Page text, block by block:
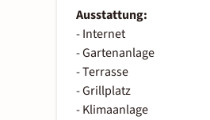
Ausstattung:
- Internet
- Gartenanlage
- Terrasse
- Grillplatz
- Klimaanlage